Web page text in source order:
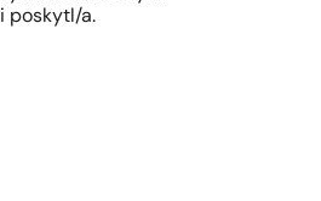
poskytl/a.